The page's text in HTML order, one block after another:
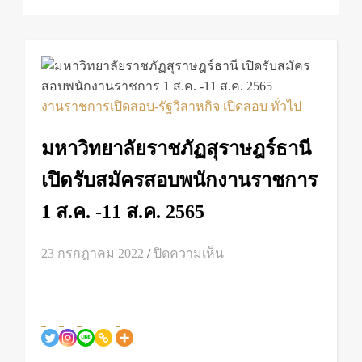
งานราชการเปิดสอบ-รัฐวิสาหกิจ เปิดสอบ ทั่วไป
มหาวิทยาลัยราชภัฏสุราษฎร์ธานี
เปิดรับสมัครสอบพนักงานราชการ
1 ส.ค. -11 ส.ค. 2565
23 กรกฎาคม 2022 / ปิดความเห็นบน